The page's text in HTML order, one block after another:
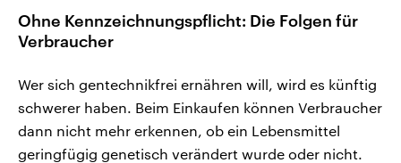
Ohne Kennzeichnungspflicht: Die Folgen für
Verbraucher
Wer sich gentechnikfrei ernähren will, wird es künftig
schwerer haben. Beim Einkaufen können Verbraucher
dann nicht mehr erkennen, ob ein Lebensmittel
geringfügig genetisch verändert wurde oder nicht.